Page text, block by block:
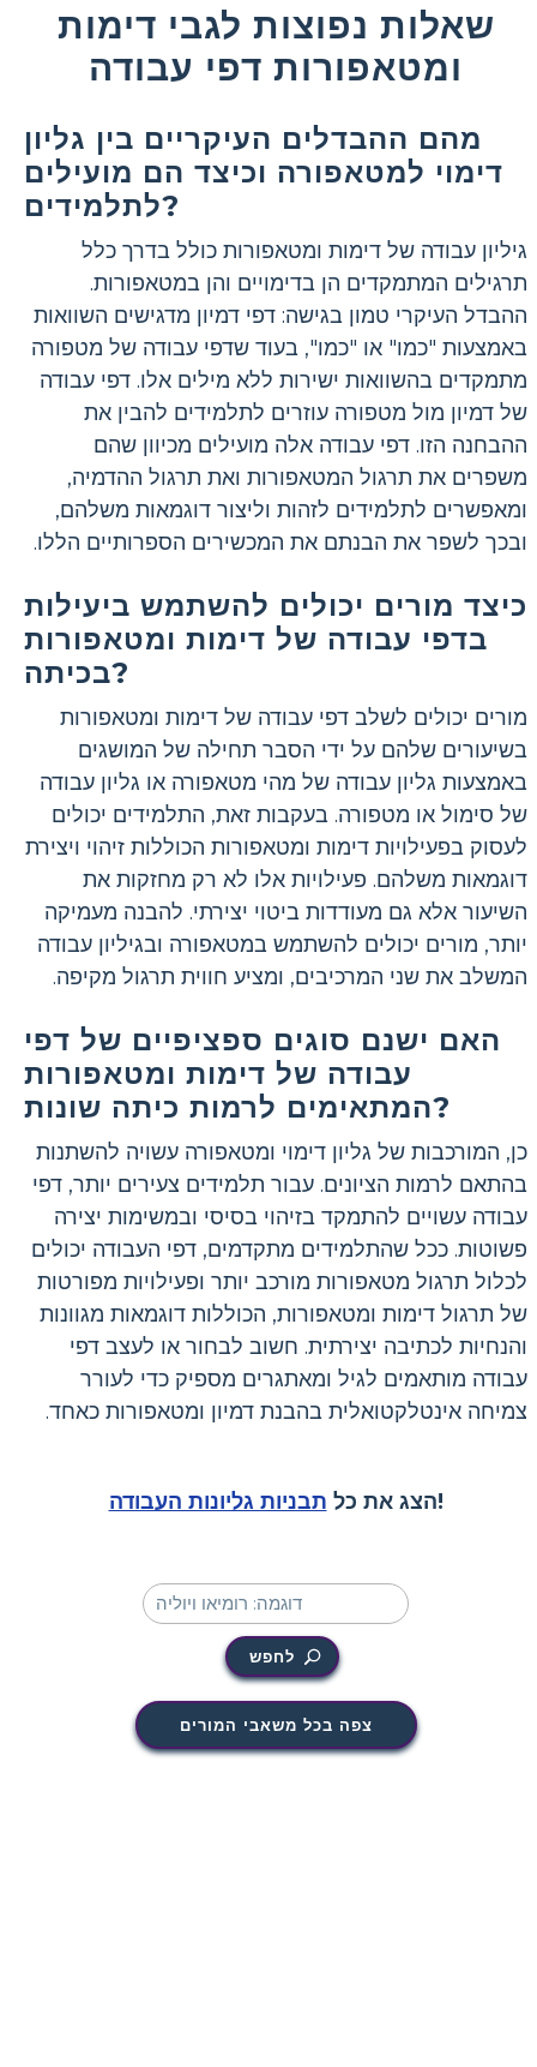
שאלות נפוצות לגבי דימות
ומטאפורות דפי עבודה
מהם ההבדלים העיקריים בין גליון
דימוי למטאפורה וכיצד הם מועילים
לתלמידים?
גיליון עבודה של דימות ומטאפורות כולל בדרך כלל
תרגילים המתמקדים הן בדימויים והן במטאפורות.
ההבדל העיקרי טמון בגישה: דפי דמיון מדגישים השוואות
באמצעות "כמו" או "כמו", בעוד שדפי עבודה של מטפורה
מתמקדים בהשוואות ישירות ללא מילים אלו. דפי עבודה
של דמיון מול מטפורה עוזרים לתלמידים להבין את
ההבחנה הזו. דפי עבודה אלה מועילים מכיוון שהם
משפרים את תרגול המטאפורות ואת תרגול ההדמיה,
ומאפשרים לתלמידים לזהות וליצור דוגמאות משלהם,
ובכך לשפר את הבנתם את המכשירים הספרותיים הללו.
כיצד מורים יכולים להשתמש ביעילות
בדפי עבודה של דימות ומטאפורות
בכיתה?
מורים יכולים לשלב דפי עבודה של דימות ומטאפורות
בשיעורים שלהם על ידי הסבר תחילה של המושגים
באמצעות גליון עבודה של מהי מטאפורה או גליון עבודה
של סימול או מטפורה. בעקבות זאת, התלמידים יכולים
לעסוק בפעילויות דימות ומטאפורות הכוללות זיהוי ויצירת
דוגמאות משלהם. פעילויות אלו לא רק מחזקות את
השיעור אלא גם מעודדות ביטוי יצירתי. להבנה מעמיקה
יותר, מורים יכולים להשתמש במטאפורה ובגיליון עבודה
המשלב את שני המרכיבים, ומציע חווית תרגול מקיפה.
האם ישנם סוגים ספציפיים של דפי
עבודה של דימות ומטאפורות
המתאימים לרמות כיתה שונות?
כן, המורכבות של גליון דימוי ומטאפורה עשויה להשתנות
בהתאם לרמות הציונים. עבור תלמידים צעירים יותר, דפי
עבודה עשויים להתמקד בזיהוי בסיסי ובמשימות יצירה
פשוטות. ככל שהתלמידים מתקדמים, דפי העבודה יכולים
לכלול תרגול מטאפורות מורכב יותר ופעילויות מפורטות
של תרגול דימות ומטאפורות, הכוללות דוגמאות מגוונות
והנחיות לכתיבה יצירתית. חשוב לבחור או לעצב דפי
עבודה מותאמים לגיל ומאתגרים מספיק כדי לעורר
צמיחה אינטלקטואלית בהבנת דמיון ומטאפורות כאחד.
הצג את כל תבניות גליונות העבודה !
לחפש
צפה בכל משאבי המורים